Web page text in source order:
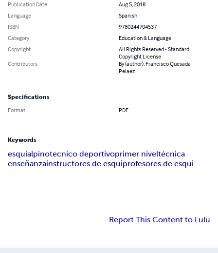
Publication Date
Aug 5, 2018
Language
Spanish
ISBN
9780244704537
Category
Education & Language
Copyright
All Rights Reserved - Standard
Copyright License
Contributors
By (author): Francisco Quesada
Pelaez
Specifications
Format PDF
Keywords
esquialpinotecnico deportivoprimer niveltécnica
enseñanzainstructores de esquiprofesores de esqui
Report This Content to Lulu